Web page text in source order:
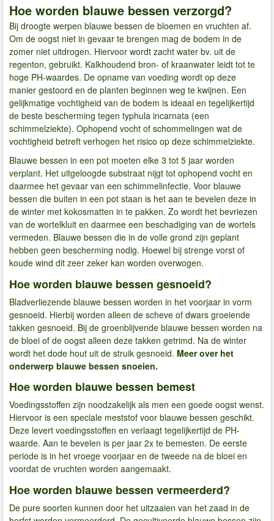
Hoe worden blauwe bessen verzorgd?
Bij droogte werpen blauwe bessen de bloemen en vruchten af.
Om de oogst niet in gevaar te brengen mag de bodem in de
zomer niet uitdrogen. Hiervoor wordt zacht water bv. uit de
regenton, gebruikt. Kalkhoudend bron- of kraanwater leidt tot te
hoge PH-waardes. De opname van voeding wordt op deze
manier gestoord en de planten beginnen weg te kwijnen. Een
gelijkmatige vochtigheid van de bodem is ideaal en tegelijkertijd
de beste bescherming tegen typhula incarnata (een
schimmelziekte). Ophopend vocht of schommelingen wat de
vochtigheid betreft verhogen het risico op deze schimmelziekte.
Blauwe bessen in een pot moeten elke 3 tot 5 jaar worden
verplant. Het uitgeloogde substraat nijgt tot ophopend vocht en
daarmee het gevaar van een schimmelinfectie. Voor blauwe
bessen die buiten in een pot staan is het aan te bevelen deze in
de winter met kokosmatten in te pakken. Zo wordt het bevriezen
van de wortelkluit en daarmee een beschadiging van de wortels
vermeden. Blauwe bessen die in de volle grond zijn geplant
hebben geen bescherming nodig. Hoewel bij strenge vorst of
koude wind dit zeer zeker kan worden overwogen.
Hoe worden blauwe bessen gesnoeid?
Bladverliezende blauwe bessen worden in het voorjaar in vorm
gesnoeid. Hierbij worden alleen de scheve of dwars groeiende
takken gesnoeid. Bij de groenblijvende blauwe bessen worden na
de bloei of de oogst alleen deze takken getrimd. Na de winter
wordt het dode hout uit de struik gesnoeid. Meer over het
onderwerp blauwe bessen snoeien.
Hoe worden blauwe bessen bemest
Voedingsstoffen zijn noodzakelijk als men een goede oogst wenst.
Hiervoor is een speciale meststof voor blauwe bessen geschikt.
Deze levert voedingsstoffen en verlaagt tegelijkertijd de PH-
waarde. Aan te bevelen is per jaar 2x te bemesten. De eerste
periode is in het vroege voorjaar en de tweede na de bloei en
voordat de vruchten worden aangemaakt.
Hoe worden blauwe bessen vermeerderd?
De pure soorten kunnen door het uitzaaien van het zaad in de